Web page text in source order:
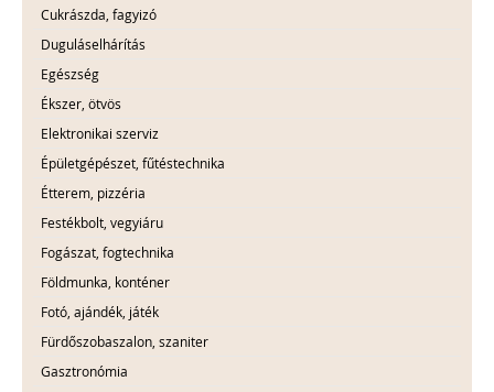
Cukrászda, fagyizó
Duguláselhárítás
Egészség
Ékszer, ötvös
Elektronikai szerviz
Épületgépészet, fűtéstechnika
Étterem, pizzéria
Festékbolt, vegyiáru
Fogászat, fogtechnika
Földmunka, konténer
Fotó, ajándék, játék
Fürdőszobaszalon, szaniter
Gasztronómia